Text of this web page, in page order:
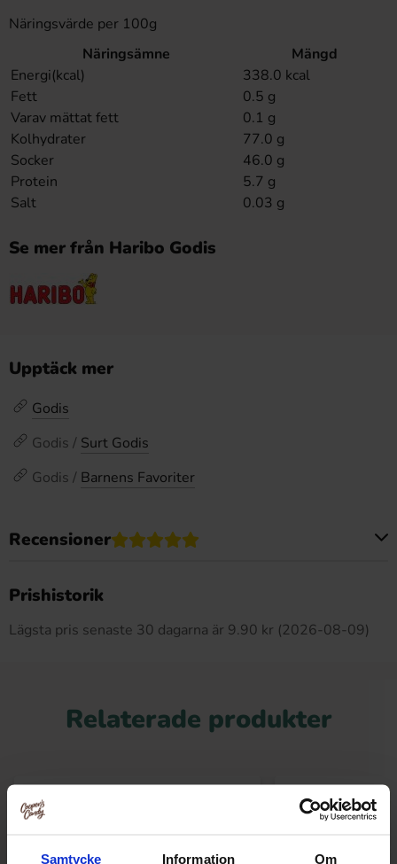
Samtycke Information Om
Näringsvärde per 100g
Näringsämne
Mängd
Energi(kcal)
338.0 kcal
Fett
0.5 g
Varav mättat fett
0.1 g
Kolhydrater
77.0 g
Socker
46.0 g
Protein
5.7 g
Salt
0.03 g
Se mer från Haribo Godis
Upptäck mer
Godis
Godis / Surt Godis
Godis / Barnens Favoriter
Recensioner
Prishistorik
Lägsta pris senaste 30 dagarna är 9.90 kr (2026-08-09)
Relaterade produkter